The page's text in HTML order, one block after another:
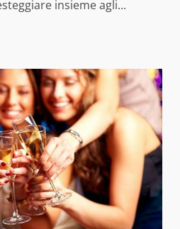
insieme agli...